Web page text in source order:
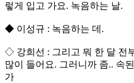
렇게 입고 가요. 녹음하는 날.
◆ 이성규 : 녹음하는 데.
◇ 강희선 : 그리고 뭐 한 달 전
많이 들어요. 그러니까 좀.. 속
가